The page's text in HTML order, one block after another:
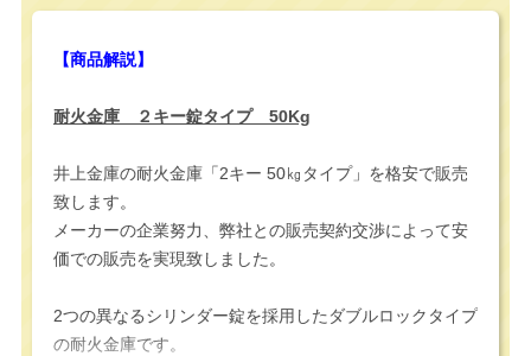
【商品解説】
耐火金庫 ２キー錠タイプ 50Kg
井上金庫の耐火金庫「2キー 50㎏タイプ」を格安で販売
致します。
メーカーの企業努力、弊社との販売契約交渉によって安
価での販売を実現致しました。
2つの異なるシリンダー錠を採用したダブルロックタイプ
の耐火金庫です。